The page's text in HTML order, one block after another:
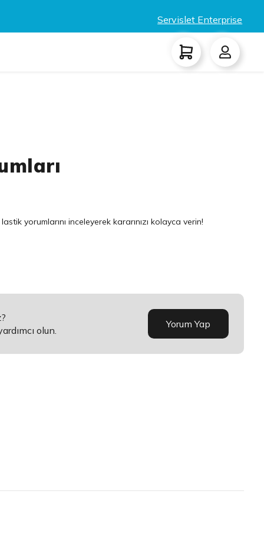
Servislet Enterprise
yorumlarını inceleyerek kararınızı kolayca verin!
olun.
Yorum Yap